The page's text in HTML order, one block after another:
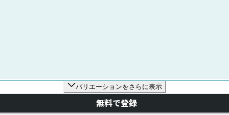
バリエーションをさらに表示
無料で登録